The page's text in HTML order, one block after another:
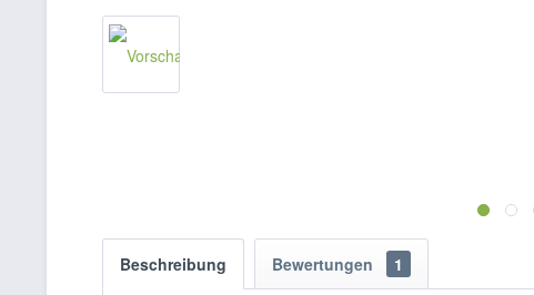
Beschreibung Bewertungen 1